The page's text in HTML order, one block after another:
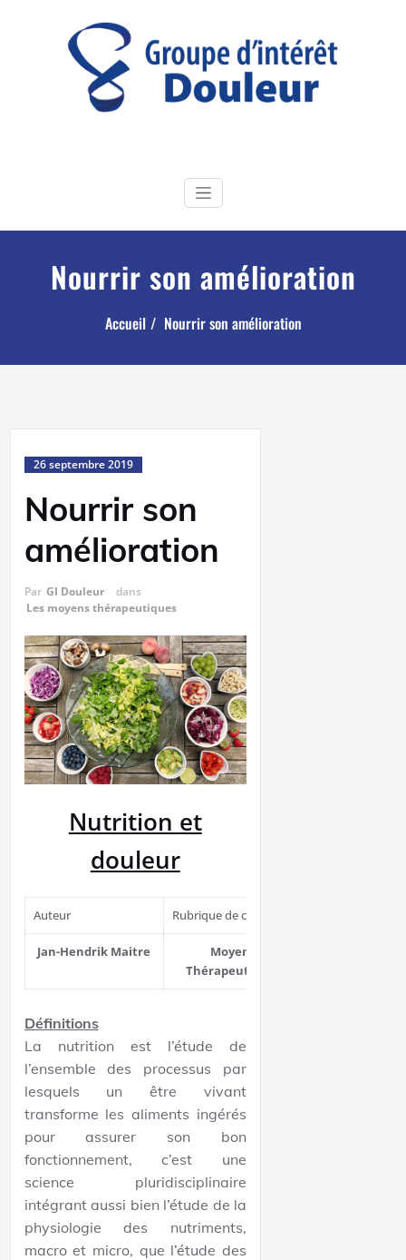
Nourrir son amélioration
Accueil Nourrir son amélioration
26 septembre 2019
Nourrir son
amélioration
Par GI Douleur
dans
Les moyens thérapeutiques
Nutrition et
douleur
Auteur Rubrique de cours
Jan-Hendrik Maitre
Moyens
Thérapeutiques
Définitions
La nutrition est l’étude de
l’ensemble des processus par
lesquels un être vivant
transforme les aliments ingérés
pour assurer son bon
fonctionnement, c’est une
science pluridisciplinaire
intégrant aussi bien l’étude de la
physiologie des nutriments,
macro et micro, que l’étude des